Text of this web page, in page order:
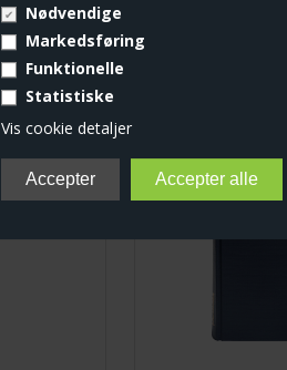
Nødvendige
Markedsføring
Funktionelle
Statistiske
Vis cookie detaljer